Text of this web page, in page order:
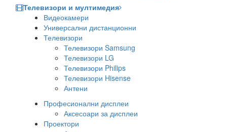
Телевизори и мултимедия
Видеокамери
Универсални дистанционни
Телевизори
Телевизори Samsung
Телевизори LG
Телевизори Philips
Телевизори Hisense
Антени
Професионални дисплеи
Аксесоари за дисплеи
Проектори